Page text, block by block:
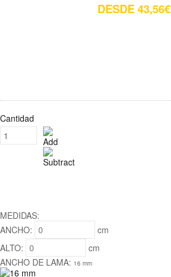
DESDE 43,56€
Cantidad
MEDIDAS:
ANCHO:
cm
ALTO:
cm
ANCHO DE LAMA: 16 mm